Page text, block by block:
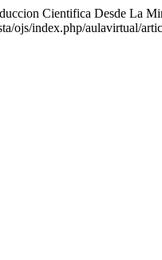
Cientifica Desde La
ojs/index.php/aulavirtual/